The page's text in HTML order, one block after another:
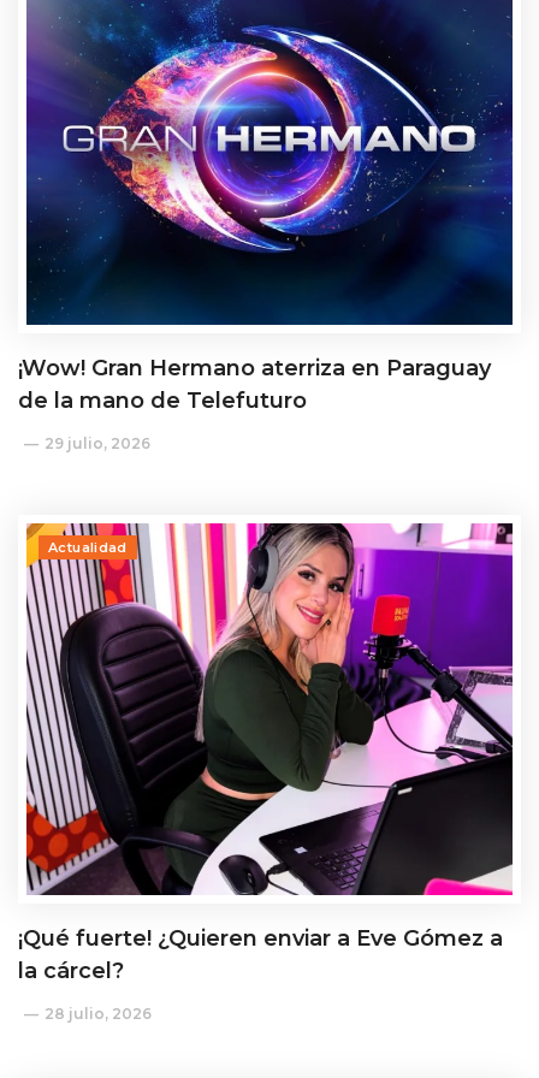
¡Wow! Gran Hermano aterriza en Paraguay
de la mano de Telefuturo
29 julio, 2026
Actualidad
¡Qué fuerte! ¿Quieren enviar a Eve Gómez a
la cárcel?
28 julio, 2026